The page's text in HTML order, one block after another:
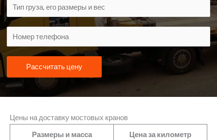
Рассчитать цену
Цены на доставку мостовых кранов
Размеры и масса
Цена за километр